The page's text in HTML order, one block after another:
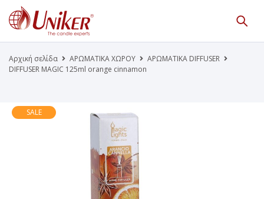
Κατάλογος Προϊόντων
Γίνε Συνεργάτης μας
απευθύνεται μόνο σε εμπόρους
Αρχική σελίδα ΑΡΩΜΑΤΙΚΑ ΧΩΡΟΥ
ΑΡΩΜΑΤΙΚΑ DIFFUSER
DIFFUSER MAGIC 125ml orange cinnamon
SALE